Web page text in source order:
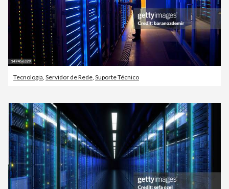
Tecnologia Servidor de Rede Suporte Técnico